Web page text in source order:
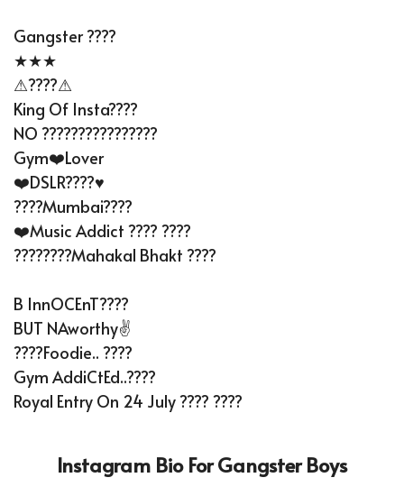
Gangster ????
★★★
⚠????⚠
King Of Insta????
NO ????????????????
Gym❤️Lover
❤️DSLR????♥️
????Mumbai????
❤️Music Addict ???? ????
????????Mahakal Bhakt ????
B InnOCEnT????
BUT NAworthy✌
????Foodie.. ????
Gym AddiCtEd..????
Royal Entry On 24 July ???? ????
Instagram Bio For Gangster Boys